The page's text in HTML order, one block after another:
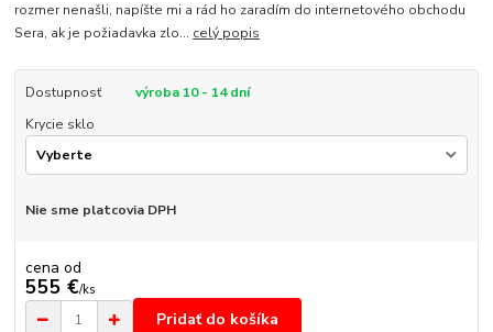
rozmer nenašli, napíšte mi a rád ho zaradím do internetového obchodu
Sera, ak je požiadavka zlo... celý popis
Dostupnosť
výroba 10 - 14 dní
Krycie sklo
Nie sme platcovia DPH
cena od
555 €/ks
Pridať do košíka